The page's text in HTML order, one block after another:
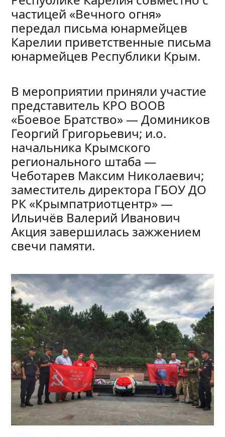
частицей «Вечного огня»
передал письма юнармейцев
Карелии приветственные письма
юнармейцев Республики Крым.
В мероприятии приняли участие
представитель КРО ВООВ
«Боевое Братство» — Домиников
Георгий Григорьевич; и.о.
начальника Крымского
регионального штаба —
Чеботарев Максим Николаевич;
заместитель директора ГБОУ ДО
РК «Крымпатриотцентр» —
Ильичёв Валерий Иванович
Акция завершилась зажжением
свечи памяти.